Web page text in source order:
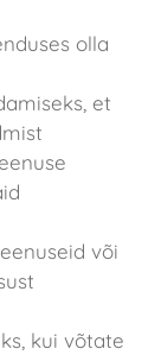
olla
et
või
kui võtate